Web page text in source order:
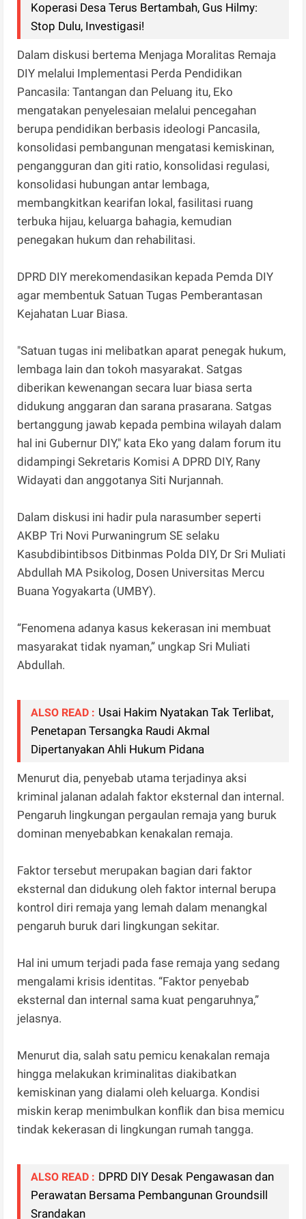
Koperasi Desa Terus Bertambah, Gus Hilmy:
Stop Dulu, Investigasi!
Dalam diskusi bertema Menjaga Moralitas Remaja
DIY melalui Implementasi Perda Pendidikan
Pancasila: Tantangan dan Peluang itu, Eko
mengatakan penyelesaian melalui pencegahan
berupa pendidikan berbasis ideologi Pancasila,
konsolidasi pembangunan mengatasi kemiskinan,
pengangguran dan giti ratio, konsolidasi regulasi,
konsolidasi hubungan antar lembaga,
membangkitkan kearifan lokal, fasilitasi ruang
terbuka hijau, keluarga bahagia, kemudian
penegakan hukum dan rehabilitasi.
DPRD DIY merekomendasikan kepada Pemda DIY
agar membentuk Satuan Tugas Pemberantasan
Kejahatan Luar Biasa.
"Satuan tugas ini melibatkan aparat penegak hukum,
lembaga lain dan tokoh masyarakat. Satgas
diberikan kewenangan secara luar biasa serta
didukung anggaran dan sarana prasarana. Satgas
bertanggung jawab kepada pembina wilayah dalam
hal ini Gubernur DIY," kata Eko yang dalam forum itu
didampingi Sekretaris Komisi A DPRD DIY, Rany
Widayati dan anggotanya Siti Nurjannah.
Dalam diskusi ini hadir pula narasumber seperti
AKBP Tri Novi Purwaningrum SE selaku
Kasubdibintibsos Ditbinmas Polda DIY, Dr Sri Muliati
Abdullah MA Psikolog, Dosen Universitas Mercu
Buana Yogyakarta (UMBY).
“Fenomena adanya kasus kekerasan ini membuat
masyarakat tidak nyaman,” ungkap Sri Muliati
Abdullah.
ALSO READ : Usai Hakim Nyatakan Tak Terlibat,
Penetapan Tersangka Raudi Akmal
Dipertanyakan Ahli Hukum Pidana
Menurut dia, penyebab utama terjadinya aksi
kriminal jalanan adalah faktor eksternal dan internal.
Pengaruh lingkungan pergaulan remaja yang buruk
dominan menyebabkan kenakalan remaja.
Faktor tersebut merupakan bagian dari faktor
eksternal dan didukung oleh faktor internal berupa
kontrol diri remaja yang lemah dalam menangkal
pengaruh buruk dari lingkungan sekitar.
Hal ini umum terjadi pada fase remaja yang sedang
mengalami krisis identitas. “Faktor penyebab
eksternal dan internal sama kuat pengaruhnya,”
jelasnya.
Menurut dia, salah satu pemicu kenakalan remaja
hingga melakukan kriminalitas diakibatkan
kemiskinan yang dialami oleh keluarga. Kondisi
miskin kerap menimbulkan konflik dan bisa memicu
tindak kekerasan di lingkungan rumah tangga.
ALSO READ : DPRD DIY Desak Pengawasan dan
Perawatan Bersama Pembangunan Groundsill
Srandakan